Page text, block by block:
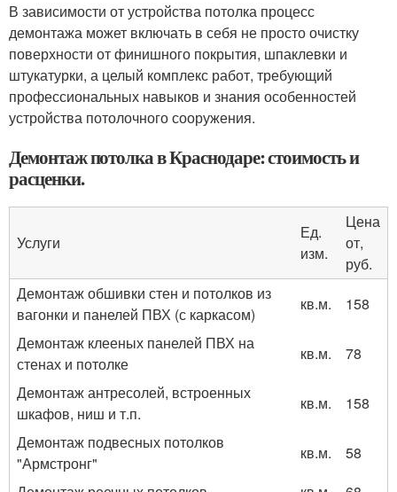
В зависимости от устройства потолка процесс
демонтажа может включать в себя не просто очистку
поверхности от финишного покрытия, шпаклевки и
штукатурки, а целый комплекс работ, требующий
профессиональных навыков и знания особенностей
устройства потолочного сооружения.
Демонтаж потолка в Краснодаре: стоимость и
расценки.
Услуги
Ед.
изм.
Цена
от,
руб.
Демонтаж обшивки стен и потолков из
вагонки и панелей ПВХ (с каркасом)
кв.м.
158
Демонтаж клееных панелей ПВХ на
стенах и потолке
кв.м.
78
Демонтаж антресолей, встроенных
шкафов, ниш и т.п.
кв.м.
158
Демонтаж подвесных потолков
"Армстронг"
кв.м.
58